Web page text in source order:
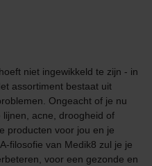
niet ingewikkeld te zijn - in
assortiment bestaat uit
Ongeacht of je nu
acne, droogheid of
producten voor jou en je
filosofie van Medik8 zul je je
voor een gezonde en